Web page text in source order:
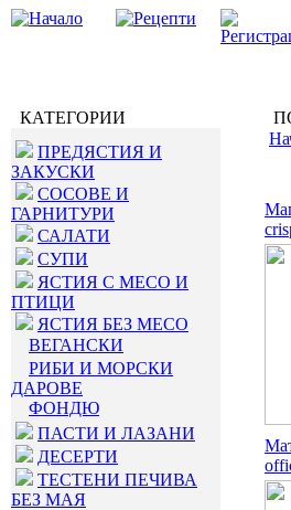
КАТЕГОРИИ
ПРЕДЯСТИЯ И
ЗАКУСКИ
СОСОВЕ И
ГАРНИТУРИ
САЛАТИ
СУПИ
ЯСТИЯ С МЕСО И
ПТИЦИ
ЯСТИЯ БЕЗ МЕСО
ВЕГАНСКИ
РИБИ И МОРСКИ
ДАРОВЕ
ФОНДЮ
ПАСТИ И ЛАЗАНИ
ДЕСЕРТИ
ТЕСТЕНИ ПЕЧИВА
БЕЗ МАЯ